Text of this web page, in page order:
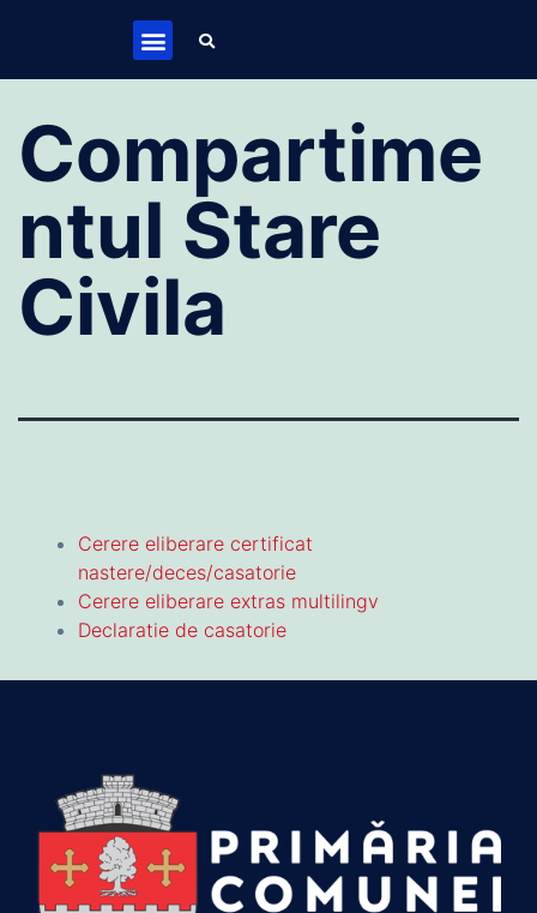
Compartime
ntul Stare
Civila
Cerere eliberare certificat
nastere/deces/casatorie
Cerere eliberare extras multilingv
Declaratie de casatorie